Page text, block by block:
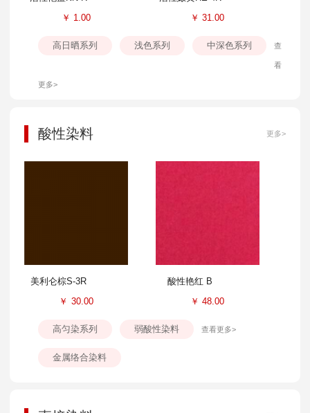
￥ 1.00 ￥ 31.00
高日晒系列 浅色系列 中深色系列 查
看
更多>
酸性染料 更多>
美利仑棕S-3R
￥ 30.00
酸性艳红 B
￥ 48.00
高匀染系列 弱酸性染料
金属络合染料
查看更多>